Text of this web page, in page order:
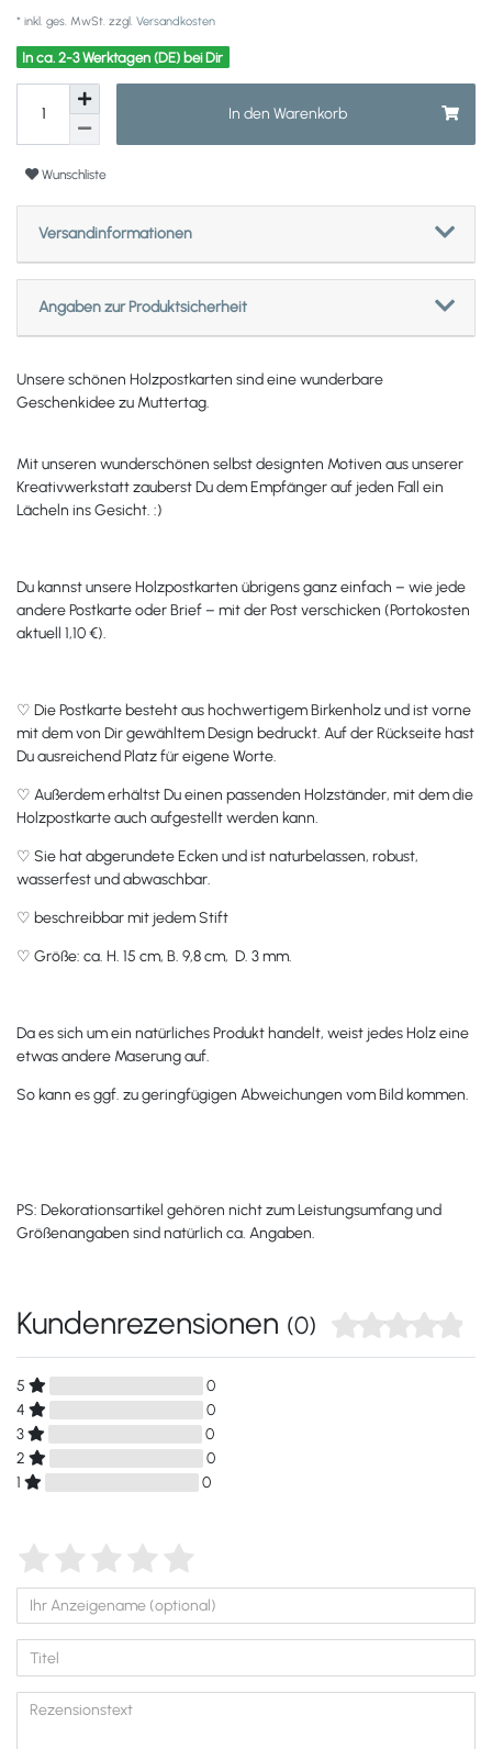
* inkl. ges. MwSt. zzgl. Versandkosten
In ca. 2-3 Werktagen (DE) bei Dir
In den Warenkorb
Wunschliste
Versandinformationen
Angaben zur Produktsicherheit
Unsere schönen Holzpostkarten sind eine wunderbare
Geschenkidee zu Muttertag.
Mit unseren wunderschönen selbst designten Motiven aus unserer
Kreativwerkstatt zauberst Du dem Empfänger auf jeden Fall ein
Lächeln ins Gesicht. :)
Du kannst unsere Holzpostkarten übrigens ganz einfach – wie jede
andere Postkarte oder Brief – mit der Post verschicken (Portokosten
aktuell 1,10 €).
♡ Die Postkarte besteht aus hochwertigem Birkenholz und ist vorne
mit dem von Dir gewähltem Design bedruckt. Auf der Rückseite hast
Du ausreichend Platz für eigene Worte.
♡ Außerdem erhältst Du einen passenden Holzständer, mit dem die
Holzpostkarte auch aufgestellt werden kann.
♡ Sie hat abgerundete Ecken und ist naturbelassen, robust,
wasserfest und abwaschbar.
♡ beschreibbar mit jedem Stift
♡ Größe: ca. H. 15 cm, B. 9,8 cm, D. 3 mm.
Da es sich um ein natürliches Produkt handelt, weist jedes Holz eine
etwas andere Maserung auf.
So kann es ggf. zu geringfügigen Abweichungen vom Bild kommen.
PS: Dekorationsartikel gehören nicht zum Leistungsumfang und
Größenangaben sind natürlich ca. Angaben.
Kundenrezensionen (0)
5
0
4
0
3
0
2
0
1
0